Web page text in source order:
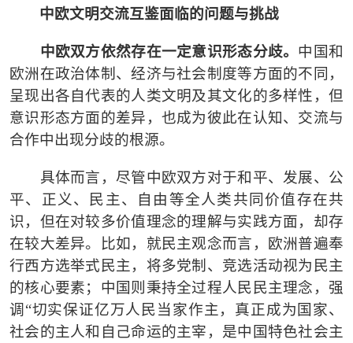
中欧文明交流互鉴面临的问题与挑战
中欧双方依然存在一定意识形态分歧。 中国和
欧洲在政治体制、经济与社会制度等方面的不同，
呈现出各自代表的人类文明及其文化的多样性，但
意识形态方面的差异，也成为彼此在认知、交流与
合作中出现分歧的根源。
具体而言，尽管中欧双方对于和平、发展、公
平、正义、民主、自由等全人类共同价值存在共
识，但在对较多价值理念的理解与实践方面，却存
在较大差异。比如，就民主观念而言，欧洲普遍奉
行西方选举式民主，将多党制、竞选活动视为民主
的核心要素；中国则秉持全过程人民民主理念，强
调 “切实保证亿万人民当家作主，真正成为国家、
社会的主人和自己命运的主宰，是中国特色社会主